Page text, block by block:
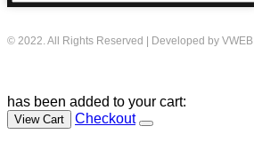
© 2022. All Rights Reserved | Developed by VWEB
has been added to your cart:
View Cart Checkout